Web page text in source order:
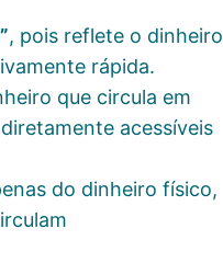
, pois reflete o dinheiro
rápida.
que circula em
acessíveis
do dinheiro físico,